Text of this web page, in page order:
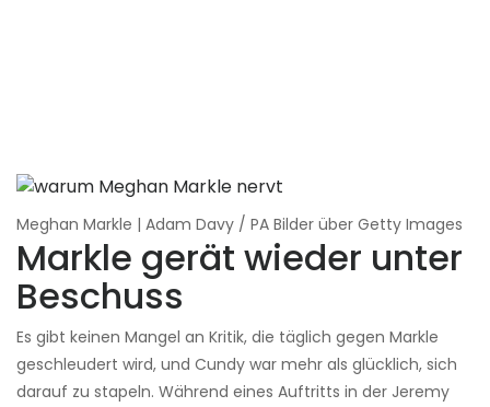
Meghan Markle | Adam Davy / PA Bilder über Getty Images
Markle gerät wieder unter
Beschuss
Es gibt keinen Mangel an Kritik, die täglich gegen Markle
geschleudert wird, und Cundy war mehr als glücklich, sich
darauf zu stapeln. Während eines Auftritts in der Jeremy